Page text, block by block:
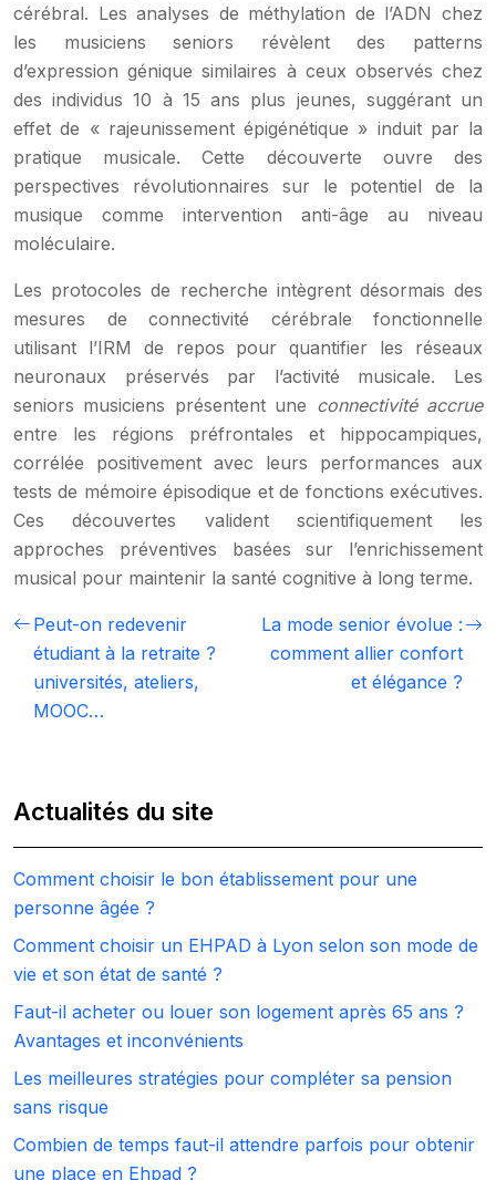
cérébral. Les analyses de méthylation de l’ADN chez
les musiciens seniors révèlent des patterns
d’expression génique similaires à ceux observés chez
des individus 10 à 15 ans plus jeunes, suggérant un
effet de « rajeunissement épigénétique » induit par la
pratique musicale. Cette découverte ouvre des
perspectives révolutionnaires sur le potentiel de la
musique comme intervention anti-âge au niveau
moléculaire.
Les protocoles de recherche intègrent désormais des
mesures de connectivité cérébrale fonctionnelle
utilisant l’IRM de repos pour quantifier les réseaux
neuronaux préservés par l’activité musicale. Les
seniors musiciens présentent une connectivité accrue
entre les régions préfrontales et hippocampiques,
corrélée positivement avec leurs performances aux
tests de mémoire épisodique et de fonctions exécutives.
Ces découvertes valident scientifiquement les
approches préventives basées sur l’enrichissement
musical pour maintenir la santé cognitive à long terme.
Peut-on redevenir
étudiant à la retraite ?
universités, ateliers,
MOOC…
La mode senior évolue :
comment allier confort
et élégance ?
Actualités du site
Comment choisir le bon établissement pour une
personne âgée ?
Comment choisir un EHPAD à Lyon selon son mode de
vie et son état de santé ?
Faut-il acheter ou louer son logement après 65 ans ?
Avantages et inconvénients
Les meilleures stratégies pour compléter sa pension
sans risque
Combien de temps faut-il attendre parfois pour obtenir
une place en Ehpad ?